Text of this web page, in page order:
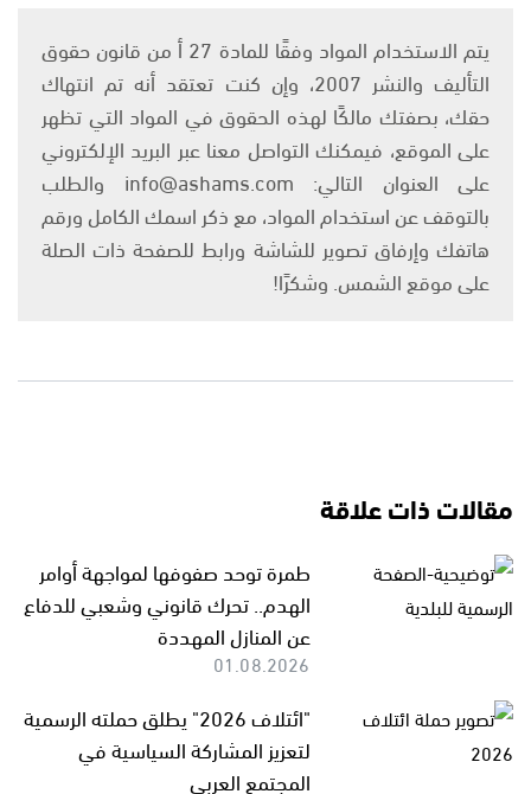
يتم الاستخدام المواد وفقًا للمادة 27 أ من قانون حقوق
التأليف والنشر 2007، وإن كنت تعتقد أنه تم انتهاك
حقك، بصفتك مالكًا لهذه الحقوق في المواد التي تظهر
على الموقع، فيمكنك التواصل معنا عبر البريد الإلكتروني
على العنوان التالي: info@ashams.com والطلب
بالتوقف عن استخدام المواد، مع ذكر اسمك الكامل ورقم
هاتفك وإرفاق تصوير للشاشة ورابط للصفحة ذات الصلة
على موقع الشمس. وشكرًا!
مقالات ذات علاقة
طمرة توحد صفوفها لمواجهة أوامر
الهدم.. تحرك قانوني وشعبي للدفاع
عن المنازل المهددة
01.08.2026
"ائتلاف 2026" يطلق حملته الرسمية
لتعزيز المشاركة السياسية في
المجتمع العربي